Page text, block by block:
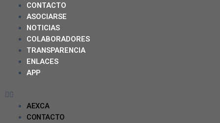
CONTACTO
ASOCIARSE
NOTICIAS
COLABORADORES
TRANSPARENCIA
ENLACES
APP
AEXCA
CONTACTO